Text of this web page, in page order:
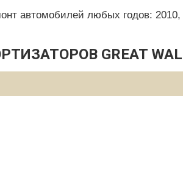
автомобилей любых годов:
GREAT